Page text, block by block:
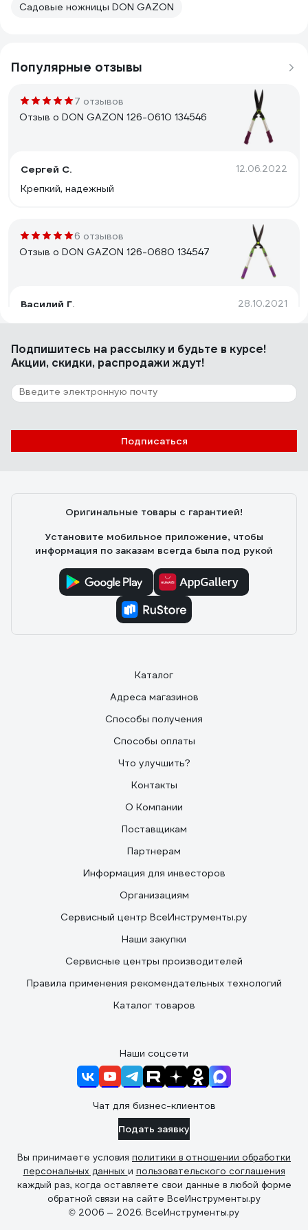
Садовые ножницы DON GAZON
Популярные отзывы
7 отзывов
Отзыв о DON GAZON 126-0610 134546
Сергей С. 12.06.2022
Крепкий, надежный
6 отзывов
Отзыв о DON GAZON 126-0680 134547
Василий Г. 28.10.2021
Цена качество.
Подпишитесь на рассылкуи будьте в курсе!
Акции, скидки, распродажи ждут!
Подписаться
Оригинальные товары с гарантией!
Установите мобильное приложение, чтобы
информация по заказам всегда была под рукой
Каталог
Адреса магазинов
Способы получения
Способы оплаты
Что улучшить?
Контакты
О Компании
Поставщикам
Партнерам
Информация для инвесторов
Организациям
Сервисный центр ВсеИнструменты.ру
Наши закупки
Сервисные центры производителей
Правила применения рекомендательных технологий
Каталог товаров
Наши соцсети
Чат для бизнес-клиентов
Подать заявку
Вы принимаете условия политики в отношении обработки
персональных данных и пользовательского соглашения
каждый раз, когда оставляете свои данные в любой форме
обратной связи на сайте ВсеИнструменты.ру
© 2006 — 2026. ВсеИнструменты.ру